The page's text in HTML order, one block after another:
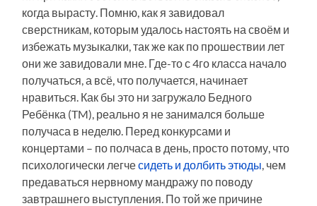
когда вырасту. Помню, как я завидовал
сверстникам, которым удалось настоять на своём и
избежать музыкалки, так же как по прошествии лет
они же завидовали мне. Где-то с 4го класса начало
получаться, а всё, что получается, начинает
нравиться. Как бы это ни загружало Бедного
Ребёнка (TM), реально я не занимался больше
получаса в неделю. Перед конкурсами и
концертами – по полчаса в день, просто потому, что
психологически легчесидеть и долбить этюды , чем
предаваться нервному мандражу по поводу
завтрашнего выступления. По той же причине